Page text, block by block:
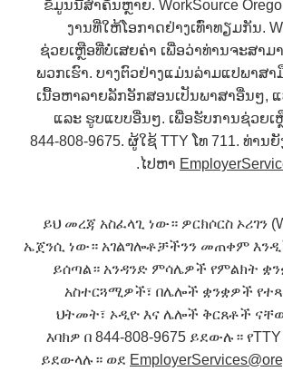
ຂໍ້ມູນນີ້ສຳຄັນຫຼາຍ. WorkSource
ງານທີ່ໃຫ້ໂອກາດຢ່າງເທົ່າທຽມກັນ.
ຊ່ວຍເຫຼືອທີ່ບໍ່ເສຍຄ່າ ເພື່ອວ່າທ່ານຈະສາມ
ພວກເຮົາ. ບາງຕົວຢ່າງແມ່ນລ່າມແປພາສາ
ເນື້ອຫາລາຍລັກອັກສອນເປັນພາສາອື່ນໆ,
ແລະ ຮູບແບບອື່ນໆ. ເພື່ອຮັບການຊ່ວຍເ
844-808-9675. ຜູ້ໃຊ້ TTY ໂທ 711. ທ່ານ
ໄປຫາ
.
ይህ መረጃ አስፈላጊ ነው። ዎርክሶርስ ኦሪገን
ኤጀንሲ ነው። አገልግሎቶቻችንን መጠቀም
ይሰጣል። አንዳንድ ምሳሌዎች የምልክት
አስተርጓሚዎች፣ በሌሎች ቋንቋዎች
ህትመት፣ ኦዲዮ እና ሌሎች ቅርጸቶች
እባክዎ በ 844-808-9675 ይደውሉ።
ይደውላሉ። ወደ